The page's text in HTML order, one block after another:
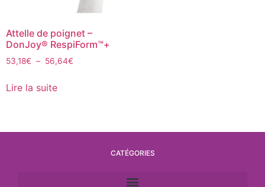
Attelle de poignet –
DonJoy® RespiForm™+
53,18€ – 56,64€
Lire la suite
CATÉGORIES